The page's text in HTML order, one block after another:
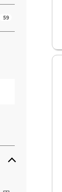
59